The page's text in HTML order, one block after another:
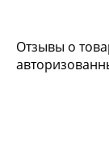
Отзывы о